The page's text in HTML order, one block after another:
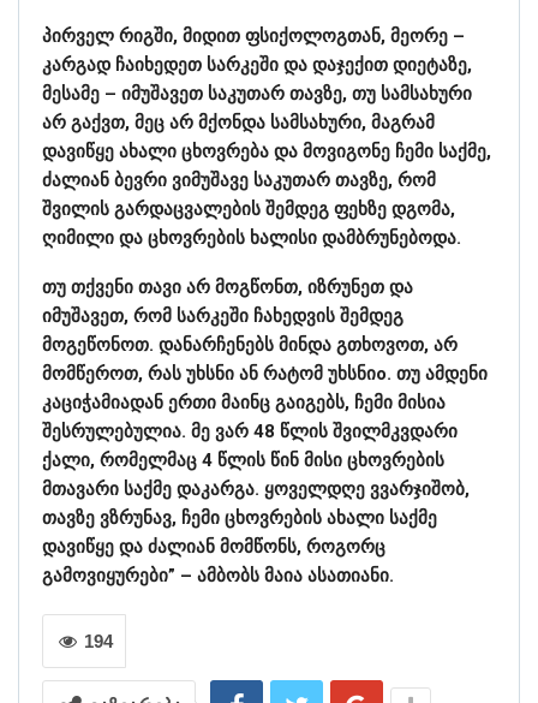
პირველ რიგში, მიდით ფსიქოლოგთან, მეორე –
კარგად ჩაიხედეთ სარკეში და დაჯექით დიეტაზე,
მესამე – იმუშავეთ საკუთარ თავზე, თუ სამსახური
არ გაქვთ, მეც არ მქონდა სამსახური, მაგრამ
დავიწყე ახალი ცხოვრება და მოვიგონე ჩემი საქმე,
ძალიან ბევრი ვიმუშავე საკუთარ თავზე, რომ
შვილის გარდაცვალების შემდეგ ფეხზე დგომა,
ღიმილი და ცხოვრების ხალისი დამბრუნებოდა.
თუ თქვენი თავი არ მოგწონთ, იზრუნეთ და
იმუშავეთ, რომ სარკეში ჩახედვის შემდეგ
მოგეწონოთ. დანარჩენებს მინდა გთხოვოთ, არ
მომწეროთ, რას უხსნი ან რატომ უხსნიo. თუ ამდენი
კაციჭამიადან ერთი მაინც გაიგებს, ჩემი მისია
შესრულებულია. მე ვარ 48 წლის შვილმკვდარი
ქალი, რომელმაც 4 წლის წინ მისი ცხოვრების
მთავარი საქმე დაკარგა. ყოველდღე ვვარჯიშობ,
თავზე ვზრუნავ, ჩემი ცხოვრების ახალი საქმე
დავიწყე და ძალიან მომწონს, როგორც
გამოვიყურები” – ამბობს მაია ასათიანი.
194